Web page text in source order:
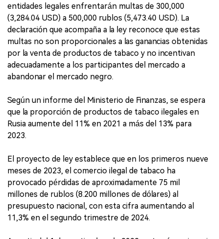
entidades legales enfrentarán multas de 300,000
(3,284.04 USD) a 500,000 rublos (5,473.40 USD). La
declaración que acompaña a la ley reconoce que estas
multas no son proporcionales a las ganancias obtenidas
por la venta de productos de tabaco y no incentivan
adecuadamente a los participantes del mercado a
abandonar el mercado negro.
Según un informe del Ministerio de Finanzas, se espera
que la proporción de productos de tabaco ilegales en
Rusia aumente del 11% en 2021 a más del 13% para
2023.
El proyecto de ley establece que en los primeros nueve
meses de 2023, el comercio ilegal de tabaco ha
provocado pérdidas de aproximadamente 75 mil
millones de rublos (8.200 millones de dólares) al
presupuesto nacional, con esta cifra aumentando al
11,3% en el segundo trimestre de 2024.